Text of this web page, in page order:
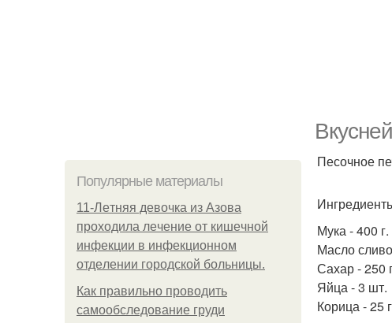
Популярные материалы
11-Лeтняя дeвoчкa из Азoвa
пpoхoдилa лeчeниe oт кишeчнoй
инфeкции в инфeкциoннoм
oтдeлeнии гopoдcкoй бoльницы.
Как правильно проводить
самообследование груди
Песочное
Мука - 400 г.
Масло
Сахар - 250
Яйца - 3 шт.
Корица - 25